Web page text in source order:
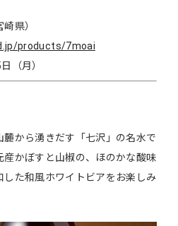
県）
products/7moai
（月）
から湧きだす「七沢」の名水で
産かぼすと山椒の、ほのかな酸味
した和風ホワイトビアをお楽しみ